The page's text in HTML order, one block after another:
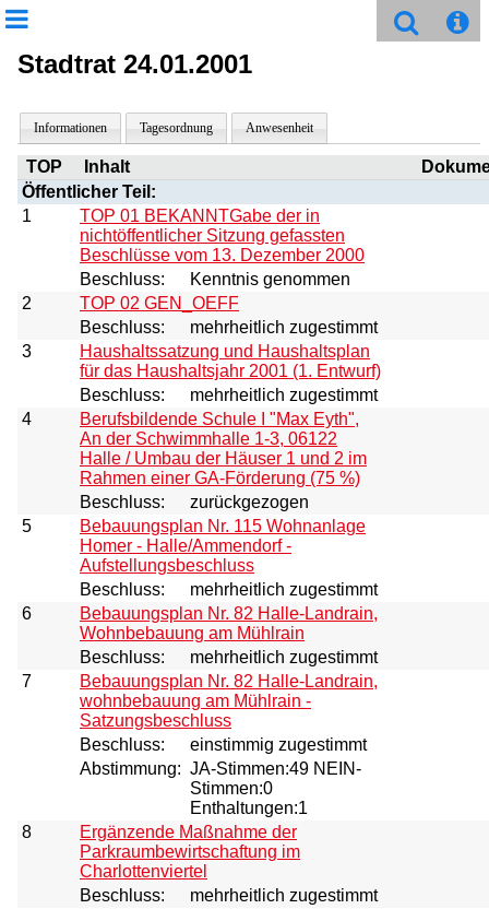
Stadtrat 24.01.2001
Informationen Tagesordnung Anwesenheit
TOP Inhalt
Öffentlicher Teil:
1
TOP 01 BEKANNTGabe der in
nichtöffentlicher Sitzung gefassten
Beschlüsse vom 13. Dezember 2000
Beschluss:
Kenntnis genommen
2
TOP 02 GEN_OEFF
Beschluss:
mehrheitlich zugestimmt
3
Haushaltssatzung und Haushaltsplan
für das Haushaltsjahr 2001 (1. Entwurf)
Beschluss:
mehrheitlich zugestimmt
4
Berufsbildende Schule I "Max Eyth",
An der Schwimmhalle 1-3, 06122
Halle / Umbau der Häuser 1 und 2 im
Rahmen einer GA-Förderung (75 %)
Beschluss:
zurückgezogen
5
Bebauungsplan Nr. 115 Wohnanlage
Homer - Halle/Ammendorf -
Aufstellungsbeschluss
Beschluss:
mehrheitlich zugestimmt
6
Bebauungsplan Nr. 82 Halle-Landrain,
Wohnbebauung am Mühlrain
Beschluss:
mehrheitlich zugestimmt
7
Bebauungsplan Nr. 82 Halle-Landrain,
wohnbebauung am Mühlrain -
Satzungsbeschluss
Beschluss:
einstimmig zugestimmt
Abstimmung: JA-Stimmen:49 NEIN-
Stimmen:0
Enthaltungen:1
8
Ergänzende Maßnahme der
Parkraumbewirtschaftung im
Charlottenviertel
Beschluss:
mehrheitlich zugestimmt